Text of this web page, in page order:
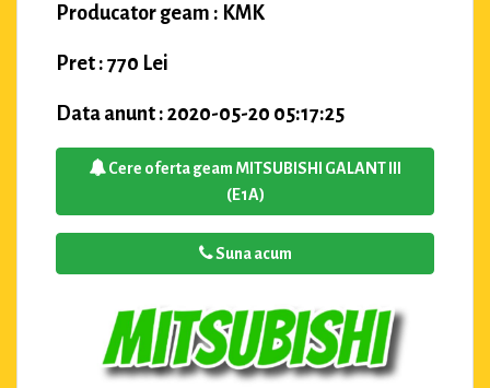
Producator geam : KMK
Pret : 770 Lei
Data anunt : 2020-05-20 05:17:25
Cere oferta geam MITSUBISHI GALANT III
(E1A)
Suna acum